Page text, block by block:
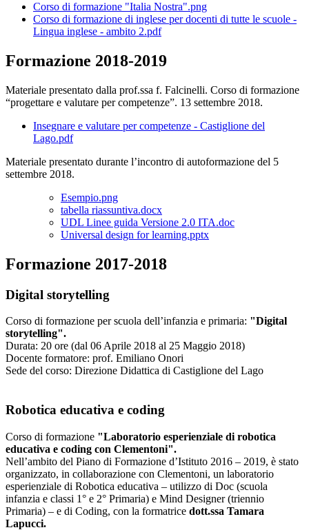
Corso di formazione "Italia Nostra".png
Corso di formazione di inglese per docenti di tutte le scuole -
Lingua inglese - ambito 2.pdf
Formazione 2018-2019
Materiale presentato dalla prof.ssa f. Falcinelli. Corso di formazione
“progettare e valutare per competenze”. 13 settembre 2018.
Insegnare e valutare per competenze - Castiglione del
Lago.pdf
Materiale presentato durante l’incontro di autoformazione del 5
settembre 2018.
Esempio.png
tabella riassuntiva.docx
UDL Linee guida Versione 2.0 ITA.doc
Universal design for learning.pptx
Formazione 2017-2018
Digital storytelling
Corso di formazione per scuola dell’infanzia e primaria: "Digital
storytelling".
Durata: 20 ore (dal 06 Aprile 2018 al 25 Maggio 2018)
Docente formatore: prof. Emiliano Onori
Sede del corso: Direzione Didattica di Castiglione del Lago
Robotica educativa e coding
Corso di formazione "Laboratorio esperienziale di robotica
educativa e coding con Clementoni".
Nell’ambito del Piano di Formazione d’Istituto 2016 – 2019, è stato
organizzato, in collaborazione con Clementoni, un laboratorio
esperienziale di Robotica educativa – utilizzo di Doc (scuola
infanzia e classi 1° e 2° Primaria) e Mind Designer (triennio
Primaria) – e di Coding, con la formatrice dott.ssa Tamara
Lapucci.